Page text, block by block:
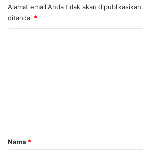
Alamat email Anda tidak akan dipublikasikan.
ditandai *
rNama *